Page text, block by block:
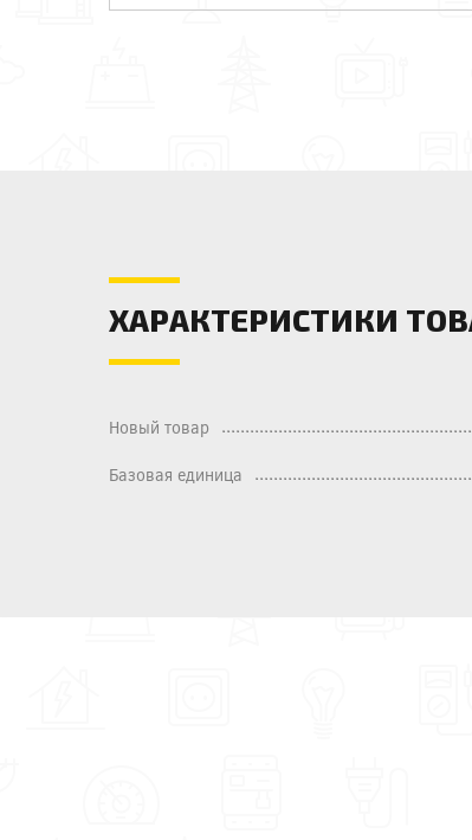
ХАРАКТЕРИСТИКИ
Новый товар
Базовая единица